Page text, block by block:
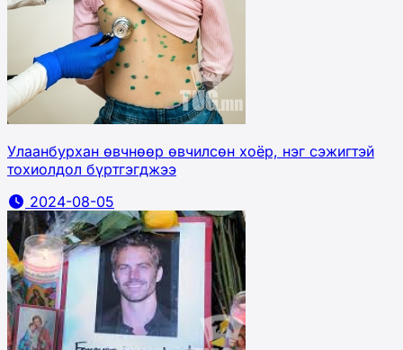
Улаанбурхан өвчнөөр өвчилсөн хоёр, нэг сэжигтэй
тохиолдол бүртгэгджээ
2024-08-05